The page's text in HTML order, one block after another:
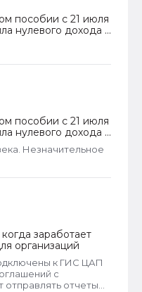
пособии с 21 июля
нулевого дохода и
по месту
пособии с 21 июля
нулевого дохода и
по месту
Незначительное
заработает
организаций
к ГИС ЦАП
с
отправлять отчеты